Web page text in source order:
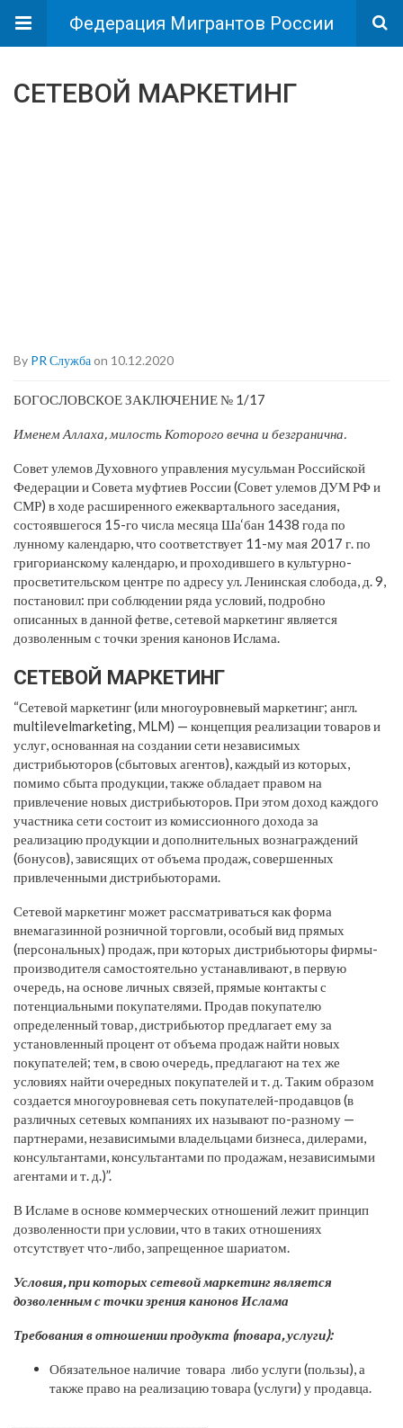
Федерация Мигрантов России
СЕТЕВОЙ МАРКЕТИНГ
By PR Службаon 10.12.2020
БОГОСЛОВСКОЕ ЗАКЛЮЧЕНИЕ № 1/17
Именем Аллаха, милость Которого вечна и безгранична.
Совет улемов Духовного управления мусульман Российской
Федерации и Совета муфтиев России (Совет улемов ДУМ РФ и
СМР) в ходе расширенного ежеквартального заседания,
состоявшегося 15-го числа месяца Ша‘бан 1438 года по
лунному календарю, что соответствует 11-му мая 2017 г. по
григорианскому календарю, и проходившего в культурно-
просветительском центре по адресу ул. Ленинская слобода, д. 9,
постановил: при соблюдении ряда условий, подробно
описанных в данной фетве, сетевой маркетинг является
дозволенным с точки зрения канонов Ислама.
СЕТЕВОЙ МАРКЕТИНГ
“Сетевой маркетинг (или многоуровневый маркетинг; англ.
multilevelmarketing, MLM) — концепция реализации товаров и
услуг, основанная на создании сети независимых
дистрибьюторов (сбытовых агентов), каждый из которых,
помимо сбыта продукции, также обладает правом на
привлечение новых дистрибьюторов. При этом доход каждого
участника сети состоит из комиссионного дохода за
реализацию продукции и дополнительных вознаграждений
(бонусов), зависящих от объема продаж, совершенных
привлеченными дистрибьюторами.
Сетевой маркетинг может рассматриваться как форма
внемагазинной розничной торговли, особый вид прямых
(персональных) продаж, при которых дистрибьюторы фирмы-
производителя самостоятельно устанавливают, в первую
очередь, на основе личных связей, прямые контакты с
потенциальными покупателями. Продав покупателю
определенный товар, дистрибьютор предлагает ему за
установленный процент от объема продаж найти новых
покупателей; тем, в свою очередь, предлагают на тех же
условиях найти очередных покупателей и т. д. Таким образом
создается многоуровневая сеть покупателей-продавцов (в
различных сетевых компаниях их называют по-разному —
партнерами, независимыми владельцами бизнеса, дилерами,
консультантами, консультантами по продажам, независимыми
агентами и т. д.)”.
В Исламе в основе коммерческих отношений лежит принцип
дозволенности при условии, что в таких отношениях
отсутствует что-либо, запрещенное шариатом.
Условия, при которых сетевой маркетинг является
дозволенным с точки зрения канонов Ислама
Требования в отношении продукта (товара, услуги):
Обязательное наличие товара либо услуги (пользы), а
также право на реализацию товара (услуги) у продавца.